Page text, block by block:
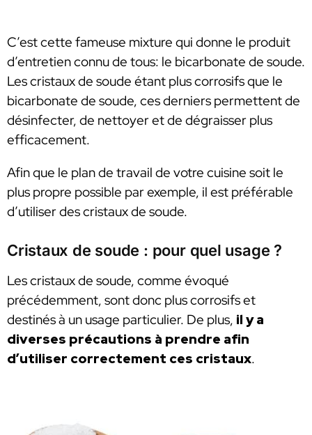
C’est cette fameuse mixture qui donne le produit
d’entretien connu de tous: le bicarbonate de soude.
Les cristaux de soude étant plus corrosifs que le
bicarbonate de soude, ces derniers permettent de
désinfecter, de nettoyer et de dégraisser plus
efficacement.
Afin que le plan de travail de votre cuisine soit le
plus propre possible par exemple, il est préférable
d’utiliser des cristaux de soude.
Cristaux de soude : pour quel usage ?
Les cristaux de soude, comme évoqué
précédemment, sont donc plus corrosifs et
destinés à un usage particulier. De plus, il y a
diverses précautions à prendre afin
d’utiliser correctement ces cristaux.